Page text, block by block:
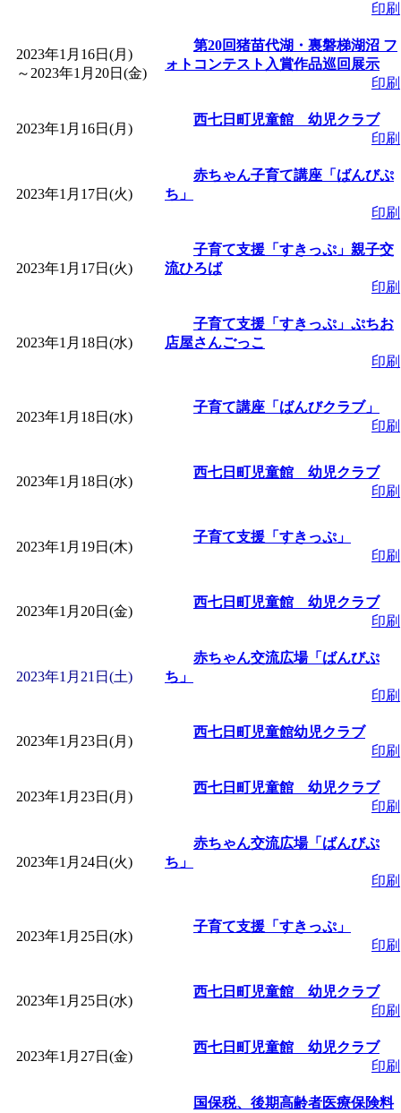
みなづる号乗車体
de 健康づくり」」 受
「堂島地区歴史ウオ
」 受付期間：～
「 みなづる号乗車体
de 健康づくり」」 受
皆鶴姫のこびる塾
～」 受付期間：～
「みなづる号乗車体
de 健康づくり」 」 受
印刷
2023年1月16日(月)
～ 2023年1月20日(金)
第20回猪苗代湖・裏磐梯湖沼 フ
ォトコンテスト入賞作品巡回展示
印刷
2023年1月16日(月)
西七日町児童館 幼児クラブ
印刷
2023年1月17日(火)
赤ちゃん子育て講座「ばんびぷ
ち」
印刷
2023年1月17日(火)
子育て支援「すきっぷ」親子交
流ひろば
印刷
2023年1月18日(水)
子育て支援「すきっぷ」ぷちお
店屋さんごっこ
印刷
2023年1月18日(水)
子育て講座「ばんびクラブ」
印刷
2023年1月18日(水)
西七日町児童館 幼児クラブ
印刷
2023年1月19日(木)
子育て支援「すきっぷ」
印刷
2023年1月20日(金)
西七日町児童館 幼児クラブ
印刷
2023年1月21日(土)
赤ちゃん交流広場「ばんびぷ
ち」
印刷
2023年1月23日(月)
西七日町児童館幼児クラブ
印刷
2023年1月23日(月)
西七日町児童館 幼児クラブ
印刷
2023年1月24日(火)
赤ちゃん交流広場「ばんびぷ
ち」
印刷
2023年1月25日(水)
子育て支援「すきっぷ」
印刷
2023年1月25日(水)
西七日町児童館 幼児クラブ
印刷
2023年1月27日(金)
西七日町児童館 幼児クラブ
印刷
国保税、後期高齢者医療保険料